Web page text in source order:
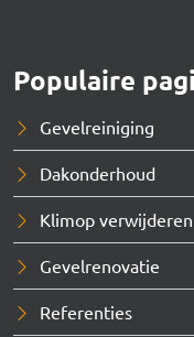
Populaire
Gevelreiniging
Dakonderhoud
Klimop verwijderen
Gevelrenovatie
Referenties